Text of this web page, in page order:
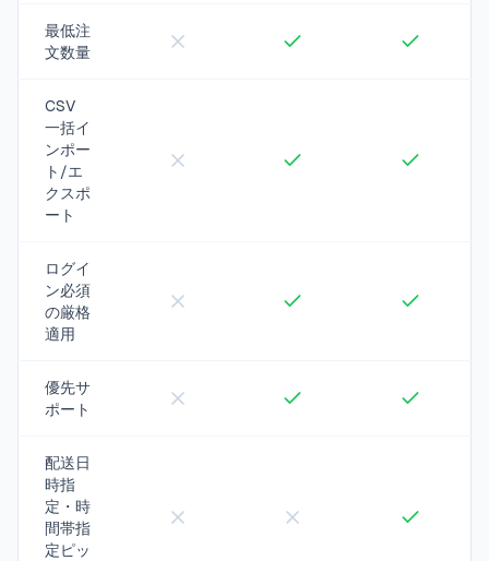
最低注
文数量
CSV
一括イ
ンポー
ト/エ
クスポ
ート
ログイ
ン必須
の厳格
適用
優先サ
ポート
配送日
時指
定・時
間帯指
定ピッ